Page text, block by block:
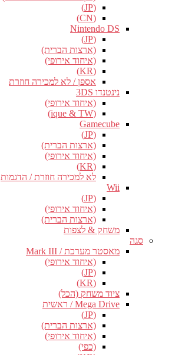
(JP)
(CN)
Nintendo DS
(JP)
(ארצות הברית)
(איחוד אירופי)
(KR)
אספן / לא למכירה חוזרת
נינטנדו 3DS
(איחוד אירופי)
(ique & TW)
Gamecube
(JP)
(ארצות הברית)
(איחוד אירופי)
(KR)
לא למכירה חוזרת / הדגמות
Wii
(JP)
(איחוד אירופי)
(ארצות הברית)
משחק & לצפות
סגה
מאסטר מערכת / Mark III
(איחוד אירופי)
(JP)
(KR)
ציוד משחק (הכל)
Mega Drive / ראשית
(JP)
(ארצות הברית)
(איחוד אירופי)
(כפי)